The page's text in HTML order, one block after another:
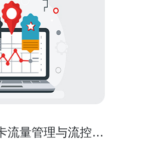
流量管理与流控策